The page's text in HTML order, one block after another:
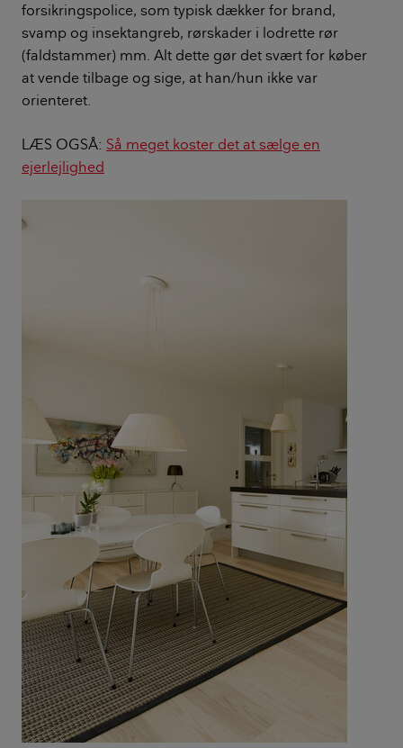
forsikringspolice, som typisk dækker for brand,
svamp og insektangreb, rørskader i lodrette rør
(faldstammer) mm. Alt dette gør det svært for køber
at vende tilbage og sige, at han/hun ikke var
orienteret.
LÆS OGSÅ: Så meget koster det at sælge en
ejerlejlighed